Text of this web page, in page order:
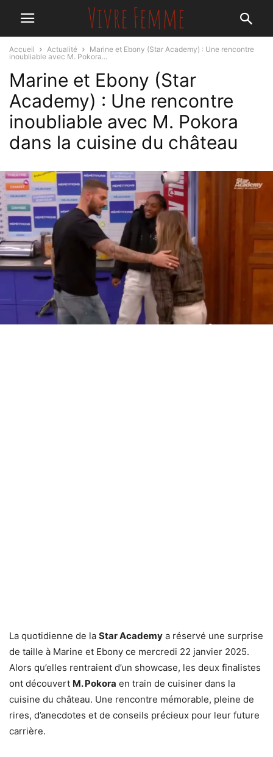
Accueil Actualité
Marine et Ebony (Star Academy) : Une rencontre
inoubliable avec M. Pokora...
Marine et Ebony (Star
Academy) : Une rencontre
inoubliable avec M. Pokora
dans la cuisine du château
La quotidienne de la Star Academy a réservé une surprise
de taille à Marine et Ebony ce mercredi 22 janvier 2025.
Alors qu’elles rentraient d’un showcase, les deux finalistes
ont découvert M. Pokora en train de cuisiner dans la
cuisine du château. Une rencontre mémorable, pleine de
rires, d’anecdotes et de conseils précieux pour leur future
carrière.